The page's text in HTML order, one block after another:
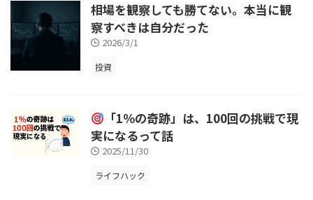
相場を観察しても勝てない。本当に観
察すべきは自分だった
2026/3/1
投資
「1％の奇跡」は、100回の挑戦で現
実になるって話
2025/11/30
ライフハック